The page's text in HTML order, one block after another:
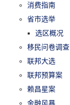
消费指南
省市选举
选区概况
移民问卷调查
联邦大选
联邦预算案
赖昌星案
金融风暴